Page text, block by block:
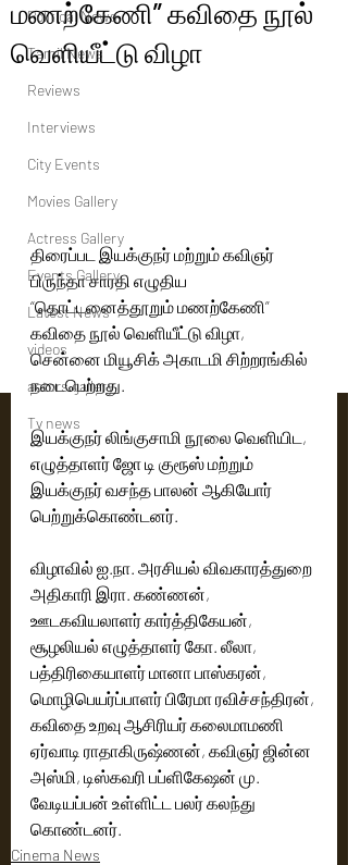
Political News
Tamil News
Reviews
Interviews
City Events
Movies Gallery
Actress Gallery
Events Gallery
Latest News
videos
actors gallery
Tv news
மணற்கேணி” கவிதை நூல்
வெளியீட்டு விழா
திரைப்பட இயக்குநர் மற்றும் கவிஞர்
பிருந்தா சாரதி எழுதிய
“தொட்டனைத்தூறும் மணற்கேணி”
கவிதை நூல் வெளியீட்டு விழா,
சென்னை மியூசிக் அகாடமி சிற்றரங்கில்
நடைபெற்றது.
இயக்குநர் லிங்குசாமி நூலை வெளியிட,
எழுத்தாளர் ஜோ டி குரூஸ் மற்றும்
இயக்குநர் வசந்த பாலன் ஆகியோர்
பெற்றுக்கொண்டனர்.
விழாவில் ஐ.நா. அரசியல் விவகாரத்துறை
அதிகாரி இரா. கண்ணன்,
ஊடகவியலாளர் கார்த்திகேயன்,
சூழலியல் எழுத்தாளர் கோ. லீலா,
பத்திரிகையாளர் மானா பாஸ்கரன்,
மொழிபெயர்ப்பாளர் பிரேமா ரவிச்சந்திரன்,
கவிதை உறவு ஆசிரியர் கலைமாமணி
ஏர்வாடி ராதாகிருஷ்ணன், கவிஞர் ஜின்ன
அஸ்மி, டிஸ்கவரி பப்ளிகேஷன் மு.
வேடியப்பன் உள்ளிட்ட பலர் கலந்து
கொண்டனர்.
Cinema News